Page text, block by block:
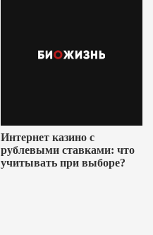
Интернет казино с
рублевыми ставками: что
учитывать при выборе?